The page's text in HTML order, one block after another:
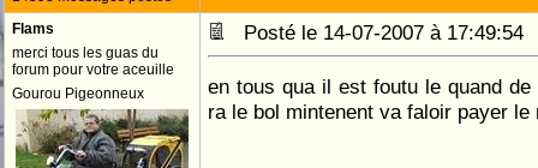
Flams
merci tous les guas du
forum pour votre aceuille
Gourou Pigeonneux
Posté le 14-07-2007 à
en tous qua il est foutu le quand
ra le bol mintenent va faloir payer